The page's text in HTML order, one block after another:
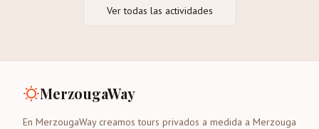
Ver todas las actividades
MerzougaWay
En MerzougaWay creamos tours privados a medida a Merzouga